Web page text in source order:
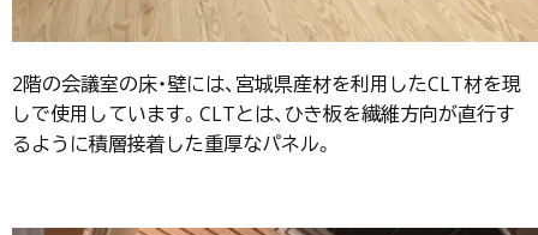
2階の会議室の床・壁には、宮城県産材を利用したCLT材を現
しで使用しています。CLTとは、ひき板を繊維方向が直行す
るように積層接着した重厚なパネル。